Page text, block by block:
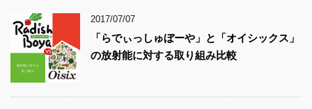
2017/07/07
「らでぃっしゅぼーや」と「オイシックス」
の放射能に対する取り組み比較